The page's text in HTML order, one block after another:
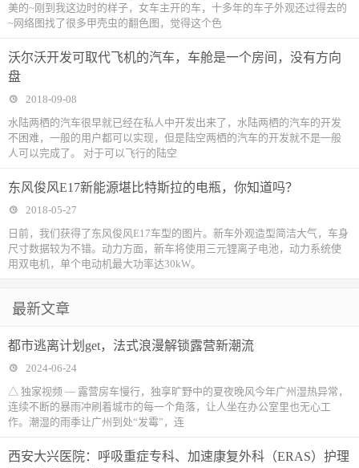
美的~刚到我这边时的样子，女车主开的车，十多年的车子外观还过得去的
~网络图找了很多甲壳虫的翻色图，觉得这个色
沃尔沃开发可取代飞机的汽车，车舱是一个房间，没有方向
盘
2018-09-08
水陆两栖的汽车很早就已经在私人中开发出来了，水陆两栖的汽车的开发
不困难，一般的用户都可以实现，但是陆空两栖的汽车的开发就不是一般
人可以完成了。 对于可以飞行的陆空
东风俊风E17新能源堪比特斯拉的电瓶，你知道吗？
2018-05-27
日前，我们获得了东风俊风E17车型的图片。新车外观造型简洁大气，车身
尺寸数据较为不错。动力方面，新车将使用三元锂离子电池，动力系统使
用双电机，单个电动机最大功率达30kW。
最新文章
都市逃离计划get，法式浪漫解锁露营新潮流
2024-06-24
△ 独家视频 — 露营房车慢行，独享旷野中的夏夜晚风今年广州湿热异常，
连续不断的暴雨冲刷着城市的每一个角落，让人坐在办公室里也无心工
作。潮湿的雨季让广州到处“发霉”，连
西安大兴医院：呼吸重症专科、加速康复外科（ERAS）护理